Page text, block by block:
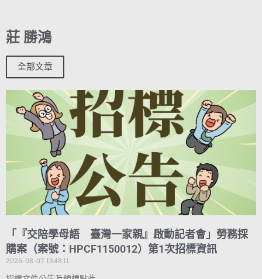
莊 勝鴻
全部文章
「『交陪學母語 臺灣一家親』啟動記者會」勞務採
購案（案號：HPCF1150012）第1次招標資訊
2026-08-07 13:48:11